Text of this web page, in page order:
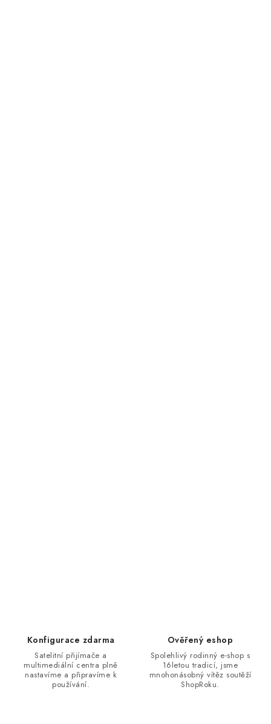
Konfigurace zdarma
Satelitní přijímače a
multimediální centra plně
nastavíme a připravíme k
používání.
Ověřený eshop
Spolehlivý rodinný e-shop s
16letou tradicí, jsme
mnohonásobný vítěz soutěží
ShopRoku.